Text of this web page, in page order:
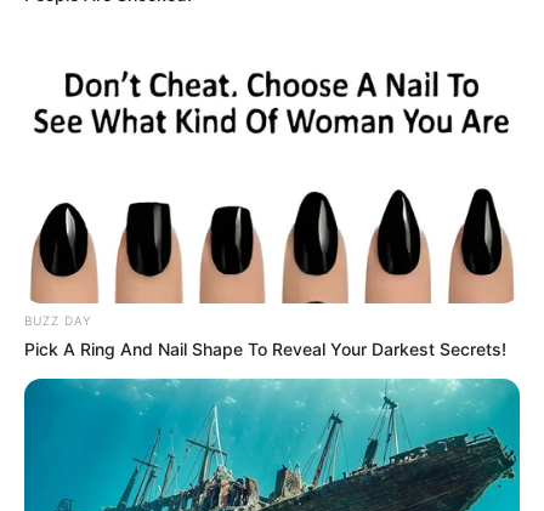
BUZZ DAY
Pick A Ring And Nail Shape To Reveal Your Darkest Secrets!